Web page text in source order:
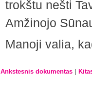
trokštu nešti
Amžinojo
Manoji valia,
Ankstesnis dokumentas |